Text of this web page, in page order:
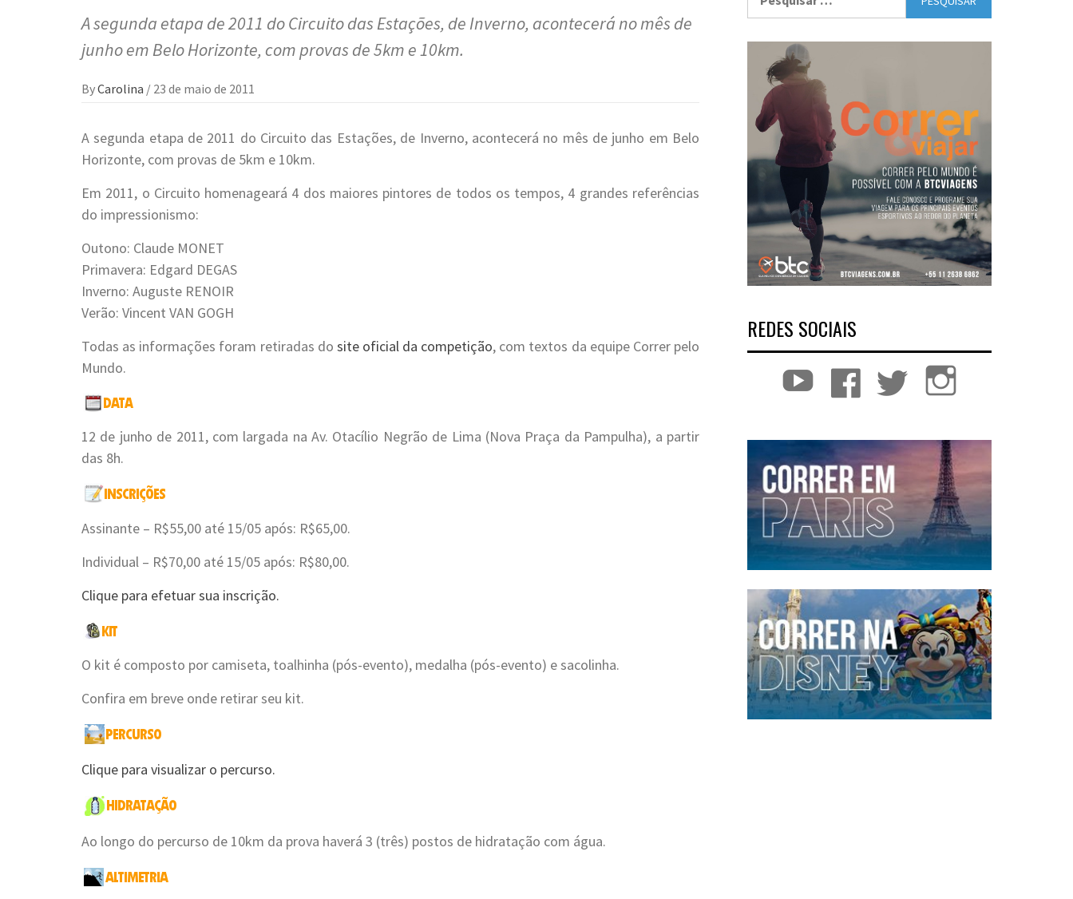
A segunda etapa de 2011 do Circuito das Estações, de Inverno, acontecerá no mês de
junho em Belo Horizonte, com provas de 5km e 10km.
ByCarolina / 23 de maio de 2011
A segunda etapa de 2011 do Circuito das Estações, de Inverno, acontecerá no mês de junho em Belo
Horizonte, com provas de 5km e 10km.
Em 2011, o Circuito homenageará 4 dos maiores pintores de todos os tempos, 4 grandes referências
do impressionismo:
Outono: Claude MONET
Primavera: Edgard DEGAS
Inverno: Auguste RENOIR
Verão: Vincent VAN GOGH
Todas as informações foram retiradas do site oficial da competição, com textos da equipe Correr pelo
Mundo.
12 de junho de 2011, com largada na Av. Otacílio Negrão de Lima (Nova Praça da Pampulha), a partir
das 8h.
Assinante – R$55,00 até 15/05 após: R$65,00.
Individual – R$70,00 até 15/05 após: R$80,00.
Clique para efetuar sua inscrição.
O kit é composto por camiseta, toalhinha (pós-evento), medalha (pós-evento) e sacolinha.
Confira em breve onde retirar seu kit.
Clique para visualizar o percurso.
Ao longo do percurso de 10km da prova haverá 3 (três) postos de hidratação com água.
REDES SOCIAIS
YouTube Facebook Twitter